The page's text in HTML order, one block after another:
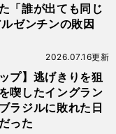
「誰が出ても同じ
ゼンチンの敗因
プ】逃げきりを狙
喫したイングラン
ラジルに敗れた日
った
2026.07.16更新